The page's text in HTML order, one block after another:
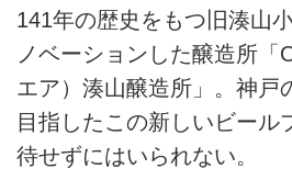
141年の歴史をもつ旧湊山
ノベーションした醸造所「
エア）湊山醸造所」。神戸
目指したこの新しいビール
待せずにはいられない。